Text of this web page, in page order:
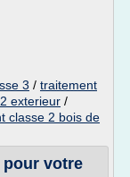
3 / traitement
exterieur /
classe 2 bois de
votre